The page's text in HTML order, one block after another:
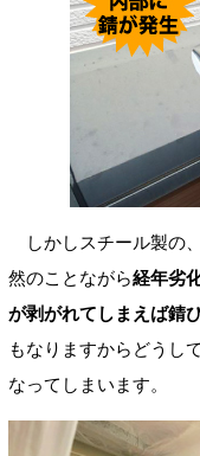
しかしスチール製の
然のことながら経年劣
が剥がれてしまえば錆
もなりますからどうし
なってしまいます。